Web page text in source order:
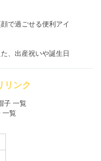
で過ごせる便利アイ
、出産祝いや誕生日
リンク
子 一覧
一覧